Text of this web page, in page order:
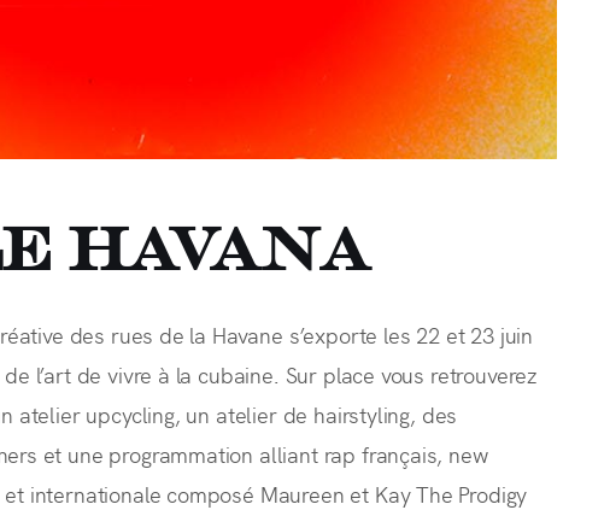
Havana
des rues de la Havane s’exporte les 22 et 23 juin
l’art de vivre à la cubaine. Sur place vous retrouverez
atelier upcycling, un atelier de hairstyling, des
et une programmation alliant rap français, new
internationale composé Maureen et Kay The Prodigy